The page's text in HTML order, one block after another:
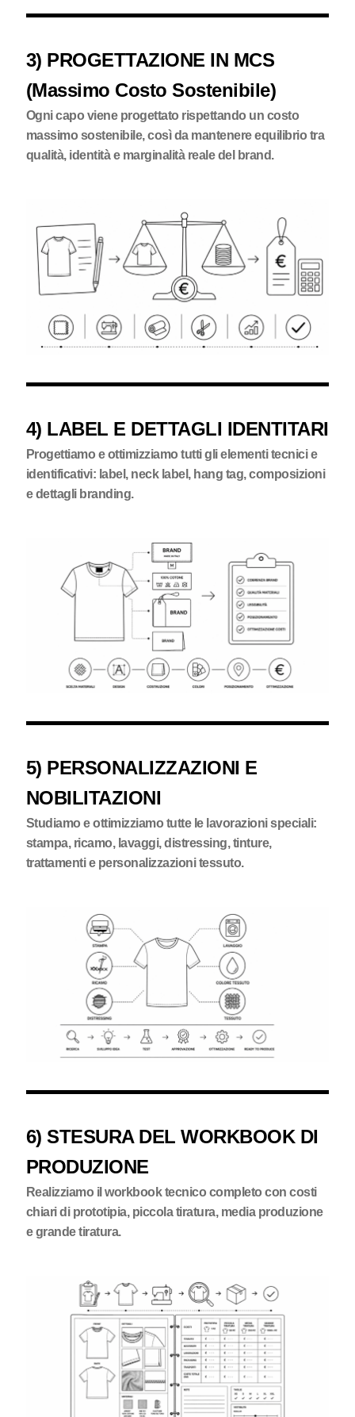
3) PROGETTAZIONE IN MCS
(Massimo Costo Sostenibile)
Ogni capo viene progettato rispettando un costo
massimo sostenibile, così da mantenere equilibrio tra
qualità, identità e marginalità reale del brand.
4) LABEL E DETTAGLI IDENTITARI
Progettiamo e ottimizziamo tutti gli elementi tecnici e
identificativi: label, neck label, hang tag, composizioni
e dettagli branding.
5) PERSONALIZZAZIONI E
NOBILITAZIONI
Studiamo e ottimizziamo tutte le lavorazioni speciali:
stampa, ricamo, lavaggi, distressing, tinture,
trattamenti e personalizzazioni tessuto.
6) STESURA DEL WORKBOOK DI
PRODUZIONE
Realizziamo il workbook tecnico completo con costi
chiari di prototipia, piccola tiratura, media produzione
e grande tiratura.